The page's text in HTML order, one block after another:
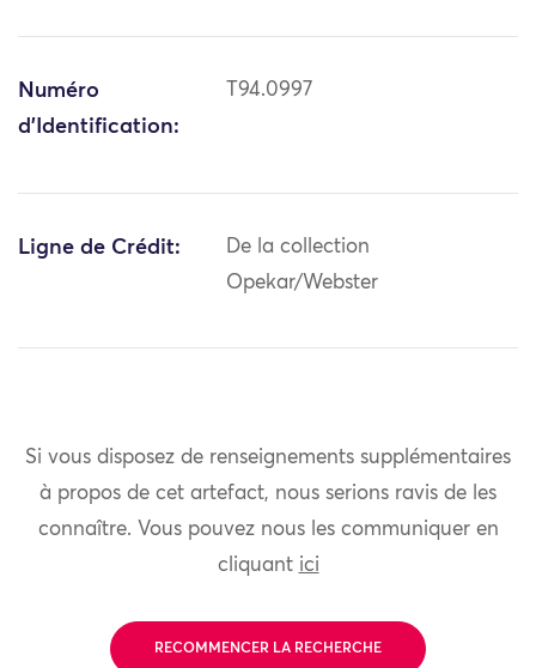
Numéro
d'Identification:
T94.0997
Ligne de Crédit:
De la collection
Opekar/Webster
Si vous disposez de renseignements supplémentaires
à propos de cet artefact, nous serions ravis de les
connaître. Vous pouvez nous les communiquer en
cliquant ici
RECOMMENCER LA RECHERCHE